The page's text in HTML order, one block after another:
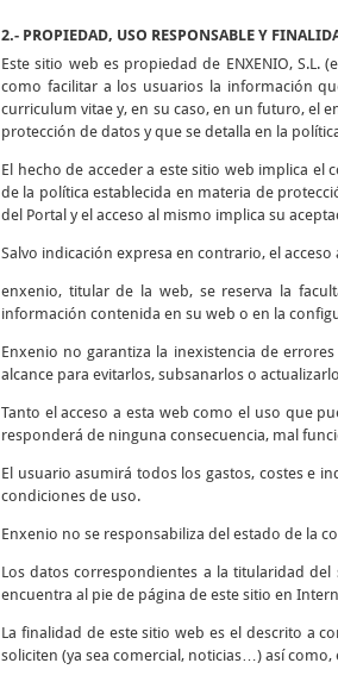
2.- PROPIEDAD, USO RESPONSABLE Y
Este sitio web es propiedad de ENXENIO,
como facilitar a los usuarios la información
curriculum vitae y, en su caso, en un futuro, el
protección de datos y que se detalla en la
El hecho de acceder a este sitio web implica
de la política establecida en materia de
del Portal y el acceso al mismo implica su
Salvo indicación expresa en contrario, el
enxenio, titular de la web, se reserva la
información contenida en su web o en la
Enxenio no garantiza la inexistencia de
alcance para evitarlos, subsanarlos o
Tanto el acceso a esta web como el uso que
responderá de ninguna consecuencia, mal
El usuario asumirá todos los gastos, costes e
condiciones de uso.
Enxenio no se responsabiliza del estado de la
Los datos correspondientes a la titularidad
encuentra al pie de página de este sitio en
La finalidad de este sitio web es el descrito a
soliciten (ya sea comercial, noticias…) así